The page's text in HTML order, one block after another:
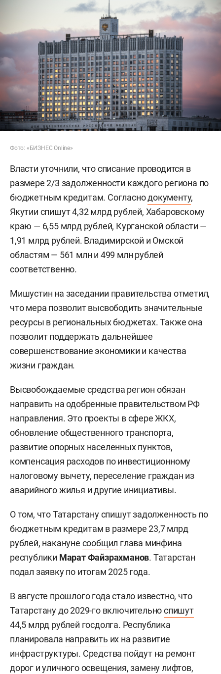
Фото: «БИЗНЕС Online»
Власти уточнили, что списание проводится в
размере 2/3 задолженности каждого региона по
бюджетным кредитам. Согласнодокументу,
Якутии спишут 4,32 млрд рублей, Хабаровскому
краю — 6,55 млрд рублей, Курганской области —
1,91 млрд рублей. Владимирской и Омской
областям — 561 млн и 499 млн рублей
соответственно.
Мишустин на заседании правительства отметил,
что мера позволит высвободить значительные
ресурсы в региональных бюджетах. Также она
позволит поддержать дальнейшее
совершенствование экономики и качества
жизни граждан.
Высвобождаемые средства регион обязан
направить на одобренные правительством РФ
направления. Это проекты в сфере ЖКХ,
обновление общественного транспорта,
развитие опорных населенных пунктов,
компенсация расходов по инвестиционному
налоговому вычету, переселение граждан из
аварийного жилья и другие инициативы.
О том, что Татарстану спишут задолженность по
бюджетным кредитам в размере 23,7 млрд
рублей, накануне сообщил глава минфина
республики Марат Файзрахманов. Татарстан
подал заявку по итогам 2025 года.
В августе прошлого года стало известно, что
Татарстану до 2029-го включительноспишут
44,5 млрд рублей госдолга. Республика
планировала направить их на развитие
инфраструктуры. Средства пойдут на ремонт
дорог и уличного освещения, замену лифтов,